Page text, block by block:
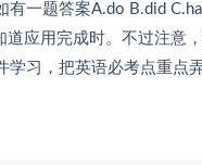
一题答案A.do B.did
应用完成时。不过注意
学习，把英语必考点重点